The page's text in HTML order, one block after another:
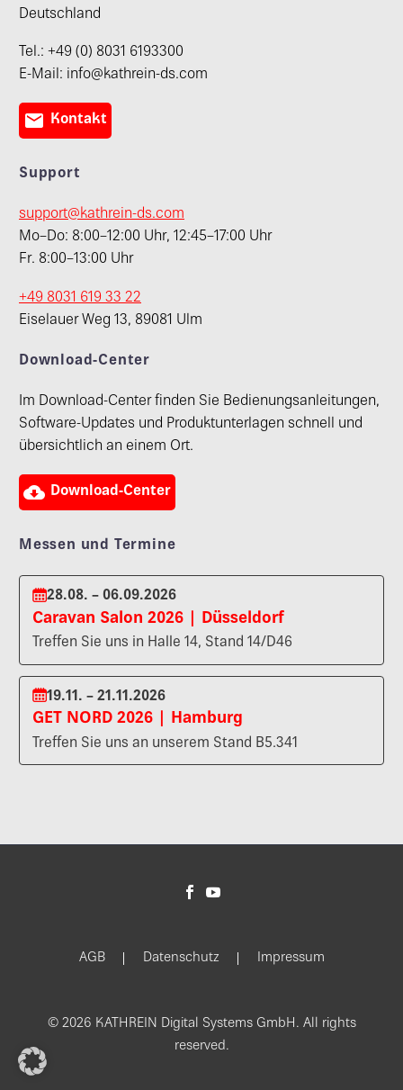
Deutschland
Tel.: +49 (0) 8031 6193300
E-Mail: info@kathrein-ds.com
 Kontakt
Support
support@kathrein-ds.com
Mo–Do: 8:00–12:00 Uhr, 12:45–17:00 Uhr
Fr. 8:00–13:00 Uhr
+49 8031 619 33 22
Eiselauer Weg 13, 89081 Ulm
Download-Center
Im Download-Center finden Sie Bedienungsanleitungen,
Software-Updates und Produktunterlagen schnell und
übersichtlich an einem Ort.
 Download-Center
Messen und Termine
28.08. – 06.09.2026
Caravan Salon 2026 | Düsseldorf
Treffen Sie uns in Halle 14, Stand 14/D46
19.11. – 21.11.2026
GET NORD 2026 | Hamburg
Treffen Sie uns an unserem Stand B5.341
AGB Datenschutz Impressum
© 2026 KATHREIN Digital Systems GmbH. All rights
reserved.